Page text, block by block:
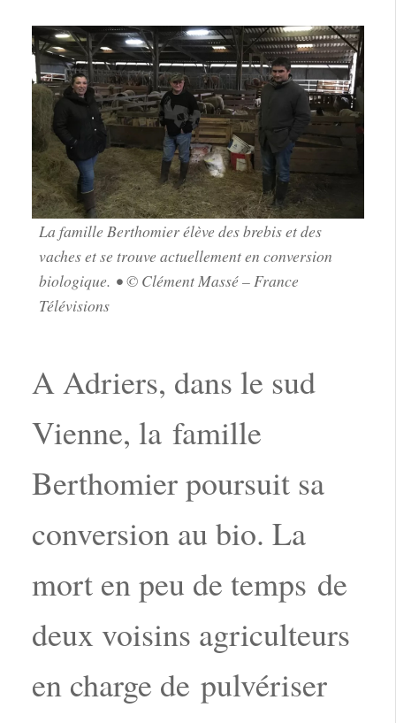
La famille Berthomier élève des brebis et des
vaches et se trouve actuellement en conversion
biologique. • © Clément Massé – France
Télévisions
A Adriers, dans le sud
Vienne, la famille
Berthomier poursuit sa
conversion au bio. La
mort en peu de temps de
deux voisins agriculteurs
en charge de pulvériser